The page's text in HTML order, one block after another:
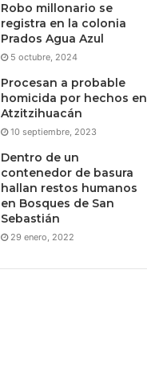
Robo millonario se
registra en la colonia
Prados Agua Azul
5 octubre, 2024
Procesan a probable
homicida por hechos en
Atzitzihuacán
10 septiembre, 2023
Dentro de un
contenedor de basura
hallan restos humanos
en Bosques de San
Sebastián
29 enero, 2022